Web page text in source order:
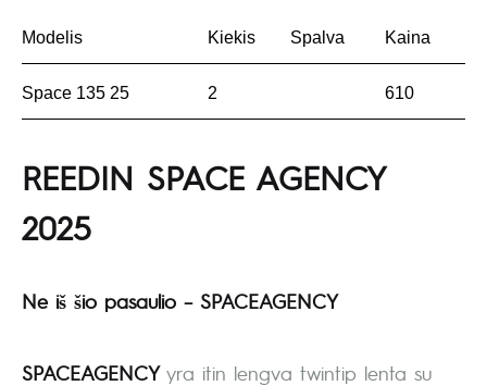
Modelis Kiekis Spalva Kaina
Space 135 25 2 610
REEDIN SPACE AGENCY
2025
Ne iš šio pasaulio – SPACEAGENCY
SPACEAGENCYyra itin lengva twintip lenta su